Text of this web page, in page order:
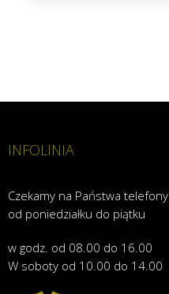
INFOLINIA
Czekamy na Państwa telefony
od poniedziałku do piątku
w godz. od 08.00 do 16.00
W soboty od 10.00 do 14.00